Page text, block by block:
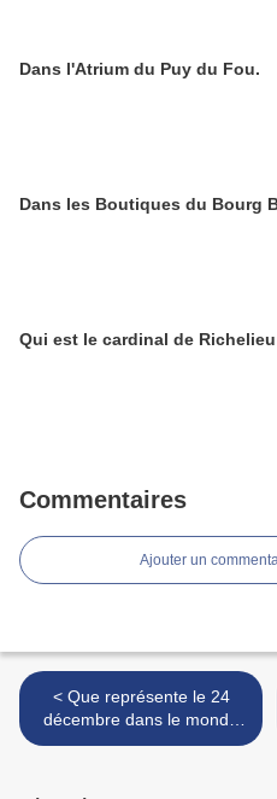
Dans l'Atrium du Puy du Fou.
Dans les Boutiques du Bourg
Qui est le cardinal de
Commentaires
Ajouter un
< Que représente le 24
décembre dans le monde
chrétien ?